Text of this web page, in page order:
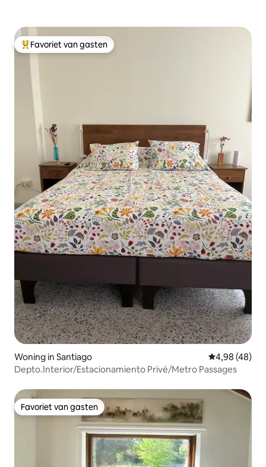
Topfavoriet van gasten
Favoriet van gasten
Woning in Santiago Gemiddelde
4,98 (48)
Depto.Interior/Estacionamiento Privé/Metro Passages
Favoriet van gasten
Favoriet van gasten